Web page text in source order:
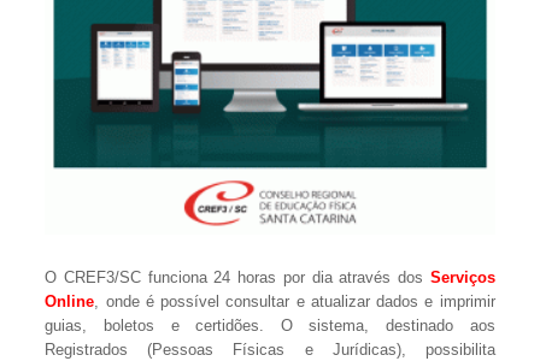
O CREF3/SC funciona 24 horas por dia através dos Serviços
Online, onde é possível consultar e atualizar dados e imprimir
guias, boletos e certidões. O sistema, destinado aos
Registrados (Pessoas Físicas e Jurídicas), possibilita